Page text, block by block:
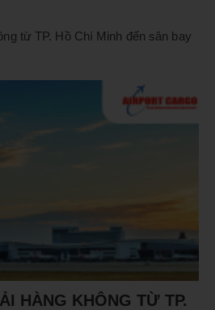
từ TP. Hồ Chí Minh đến sân bay
HÀNG KHÔNG TỪ TP.